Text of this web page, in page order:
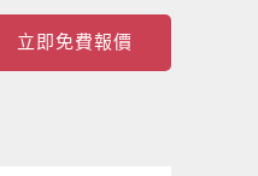
立即免費報價